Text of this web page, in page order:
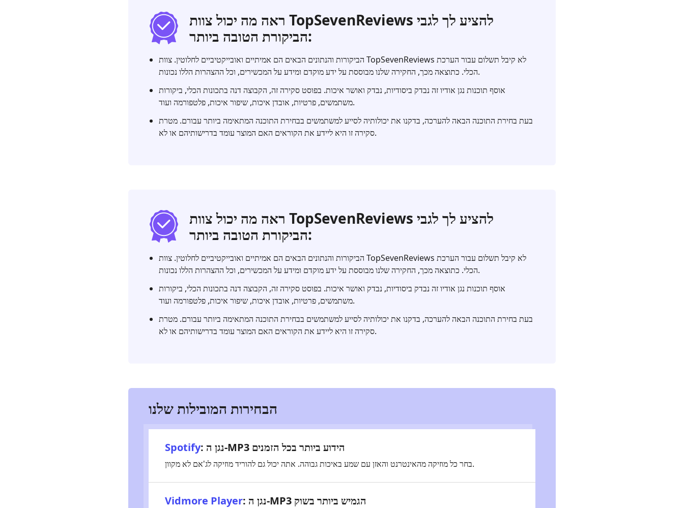
ראה מה יכול צוות TopSevenReviews להציע לך לגבי
הביקורת הטובה ביותר:
הביקורות והנתונים הבאים הם אמיתיים ואובייקטיביים לחלוטין. צוות TopSevenReviews לא קיבל תשלום עבור הערכת
הכלי. כתוצאה מכך, החקירה שלנו מבוססת על ידע מוקדם ומידע על המכשירים, וכל ההצהרות הללו נכונות.
אוסף תוכנות נגן אודיו זה נבדק ביסודיות, נבדק ואושר איכות. בפוסט סקירה זה, הקבוצה דנה בתכונות הכלי, ביקורות
משתמשים, פרטיות, אובדן איכות, שיפור איכות, פלטפורמה ועוד.
בעת בחירת התוכנה הבאה להערכה, בדקנו את יכולותיה לסייע למשתמשים בבחירת התוכנה המתאימה ביותר עבורם. מטרת
סקירה זו היא ליידע את הקוראים האם המוצר עומד בדרישותיהם או לא.
ראה מה יכול צוות TopSevenReviews להציע לך לגבי
הביקורת הטובה ביותר:
הביקורות והנתונים הבאים הם אמיתיים ואובייקטיביים לחלוטין. צוות TopSevenReviews לא קיבל תשלום עבור הערכת
הכלי. כתוצאה מכך, החקירה שלנו מבוססת על ידע מוקדם ומידע על המכשירים, וכל ההצהרות הללו נכונות.
אוסף תוכנות נגן אודיו זה נבדק ביסודיות, נבדק ואושר איכות. בפוסט סקירה זה, הקבוצה דנה בתכונות הכלי, ביקורות
משתמשים, פרטיות, אובדן איכות, שיפור איכות, פלטפורמה ועוד.
בעת בחירת התוכנה הבאה להערכה, בדקנו את יכולותיה לסייע למשתמשים בבחירת התוכנה המתאימה ביותר עבורם. מטרת
סקירה זו היא ליידע את הקוראים האם המוצר עומד בדרישותיהם או לא.
הבחירות המובילות שלנו
Spotify : נגן ה‑MP3 הידוע ביותר בכל הזמנים
בחר כל מוזיקה מהאינטרנט והאזן עם שמע באיכות גבוהה. אתה יכול גם להוריד מוזיקה לג'אם לא מקוון.
Vidmore Player : נגן ה‑MP3 הגמיש ביותר בשוק